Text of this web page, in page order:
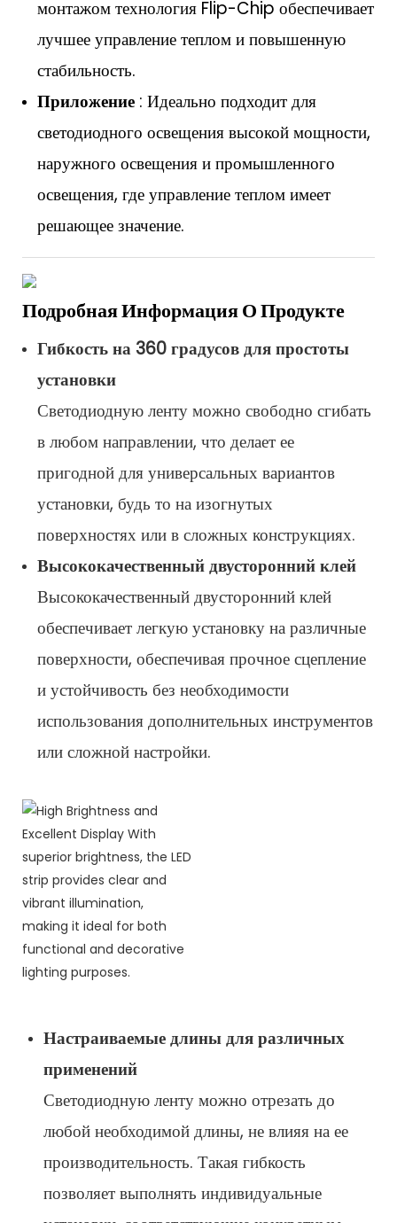
монтажом технология Flip-Chip обеспечивает
лучшее управление теплом и повышенную
стабильность.
Приложение : Идеально подходит для
светодиодного освещения высокой мощности,
наружного освещения и промышленного
освещения, где управление теплом имеет
решающее значение.
Подробная Информация О Продукте
Гибкость на 360 градусов для простоты
установки
Светодиодную ленту можно свободно сгибать
в любом направлении, что делает ее
пригодной для универсальных вариантов
установки, будь то на изогнутых
поверхностях или в сложных конструкциях.
Высококачественный двусторонний клей
Высококачественный двусторонний клей
обеспечивает легкую установку на различные
поверхности, обеспечивая прочное сцепление
и устойчивость без необходимости
использования дополнительных инструментов
или сложной настройки.
Настраиваемые длины для различных
применений
Светодиодную ленту можно отрезать до
любой необходимой длины, не влияя на ее
производительность. Такая гибкость
позволяет выполнять индивидуальные